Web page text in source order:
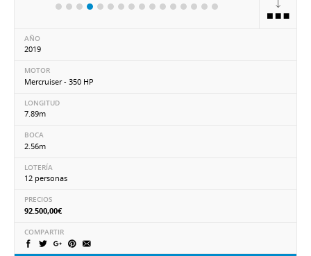
AÑO
2019
MOTOR
Mercruiser - 350 HP
LONGITUD
7.89m
BOCA
2.56m
LOTERÍA
12 personas
PRECIOS
92.500,00€
COMPARTIR